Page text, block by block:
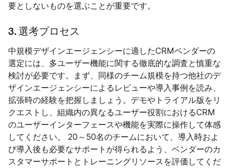
要としないものを選ぶことが重要です。
3. 選考プロセス
中規模デザインエージェンシーに適したCRMベンダーの
選定には、多ユーザー機能に関する徹底的な調査と慎重な
検討が必要です。まず、同様のチーム規模を持つ他社のデ
ザインエージェンシーによるレビューや導入事例を読み、
拡張時の経験を把握しましょう。デモやトライアル版をリ
クエストし、組織内の異なるユーザー役割におけるCRM
のユーザーインターフェースや機能を実際に操作して体感
してください。 20～50名のチームにおいて、導入時およ
び導入後も必要なサポートが得られるよう、ベンダーのカ
スタマーサポートとトレーニングリソースを評価してくだ